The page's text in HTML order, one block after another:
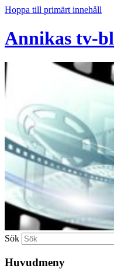
Hoppa till primärt innehåll
Annikas tv-
Sök
Huvudmeny